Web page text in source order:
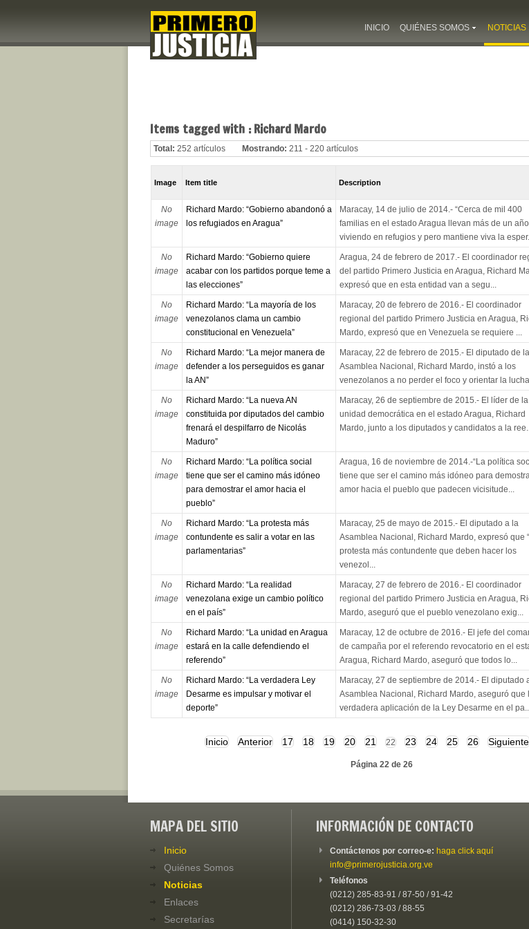
INICIO QUIÉNES SOMOS NOTICIAS
Items tagged with : Richard Mardo
Total: 252 artículos Mostrando: 211 - 220 artículos
Image Item title Description
No
image
Richard Mardo: “Gobierno abandonó a
los refugiados en Aragua”
Maracay, 14 de julio de 2014.- “Cerca de mil 400
familias en el estado Aragua llevan más de un año
viviendo en refugios y pero mantiene viva la
No
image
Richard Mardo: “Gobierno quiere
acabar con los partidos porque teme a
las elecciones”
Aragua, 24 de febrero de 2017.- El coordinador
del partido Primero Justicia en Aragua, Richard
expresó que en esta entidad van a segu...
No
image
Richard Mardo: “La mayoría de los
venezolanos clama un cambio
constitucional en Venezuela”
Maracay, 20 de febrero de 2016.- El coordinador
regional del partido Primero Justicia en Aragua,
Mardo, expresó que en Venezuela se requiere ...
No
image
Richard Mardo: “La mejor manera de
defender a los perseguidos es ganar
la AN”
Maracay, 22 de febrero de 2015.- El diputado de la
Asamblea Nacional, Richard Mardo, instó a los
venezolanos a no perder el foco y orientar la
No
image
Richard Mardo: “La nueva AN
constituida por diputados del cambio
frenará el despilfarro de Nicolás
Maduro”
Maracay, 26 de septiembre de 2015.- El líder de la
unidad democrática en el estado Aragua, Richard
Mardo, junto a los diputados y candidatos a la
No
image
Richard Mardo: “La política social
tiene que ser el camino más idóneo
para demostrar el amor hacia el
pueblo”
Aragua, 16 de noviembre de 2014.-“La política
tiene que ser el camino más idóneo para
amor hacia el pueblo que padecen vicisitude...
No
image
Richard Mardo: “La protesta más
contundente es salir a votar en las
parlamentarias”
Maracay, 25 de mayo de 2015.- El diputado a la
Asamblea Nacional, Richard Mardo, expresó que
protesta más contundente que deben hacer los
venezol...
No
image
Richard Mardo: “La realidad
venezolana exige un cambio político
en el país”
Maracay, 27 de febrero de 2016.- El coordinador
regional del partido Primero Justicia en Aragua,
Mardo, aseguró que el pueblo venezolano exig...
No
image
Richard Mardo: “La unidad en Aragua
estará en la calle defendiendo el
referendo”
Maracay, 12 de octubre de 2016.- El jefe del
de campaña por el referendo revocatorio en el
Aragua, Richard Mardo, aseguró que todos lo...
No
image
Richard Mardo: “La verdadera Ley
Desarme es impulsar y motivar el
deporte”
Maracay, 27 de septiembre de 2014.- El diputado
Asamblea Nacional, Richard Mardo, aseguró que
verdadera aplicación de la Ley Desarme en el
Inicio Anterior 17 18 19 20 21 22 23 24 25 26 Siguiente
Página 22 de 26
MAPA DEL SITIO
Inicio
Quiénes Somos
Noticias
Enlaces
Secretarías
INFORMACIÓN DE CONTACTO
Contáctenos por correo-e: haga click aquí
info@primerojusticia.org.ve
Teléfonos
(0212) 285-83-91 / 87-50 / 91-42
(0212) 286-73-03 / 88-55
(0414) 150-32-30